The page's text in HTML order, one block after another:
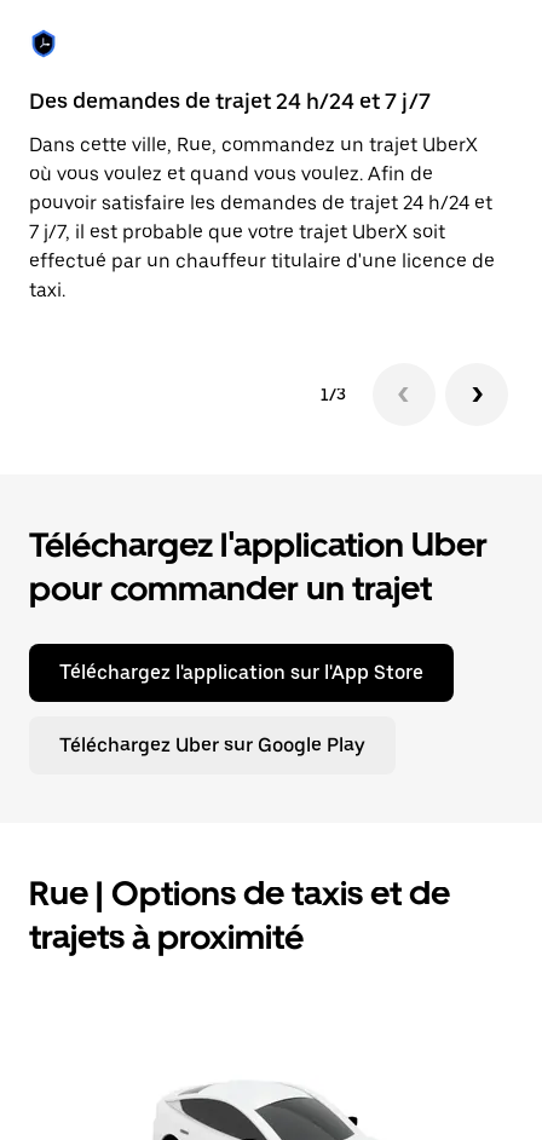
Des demandes de trajet 24 h/24 et 7 j/7
Dans cette ville, Rue, commandez un trajet UberX
où vous voulez et quand vous voulez. Afin de
pouvoir satisfaire les demandes de trajet 24 h/24 et
7 j/7, il est probable que votre trajet UberX soit
effectué par un chauffeur titulaire d'une licence de
taxi.
1/3
Téléchargez l'application Uber
pour commander un trajet
Téléchargez l'application sur l'App Store
Téléchargez Uber sur Google Play
Rue | Options de taxis et de
trajets à proximité